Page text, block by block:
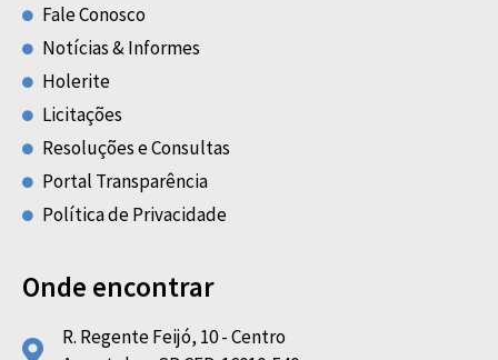
Fale Conosco
Notícias & Informes
Holerite
Licitações
Resoluções e Consultas
Portal Transparência
Política de Privacidade
Onde encontrar
R. Regente Feijó, 10 - Centro